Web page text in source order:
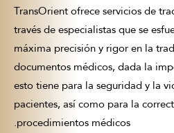
TransOrient ofrece servicios de
través de especialistas que se
máxima precisión y rigor en la
documentos médicos, dada la
esto tiene para la seguridad y la
pacientes, así como para la
procedimientos médicos.